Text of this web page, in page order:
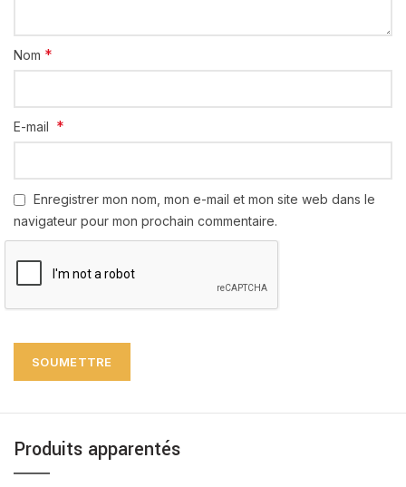
Nom *
E-mail *
Enregistrer mon nom, mon e-mail et mon site web dans le
navigateur pour mon prochain commentaire.
Produits apparentés